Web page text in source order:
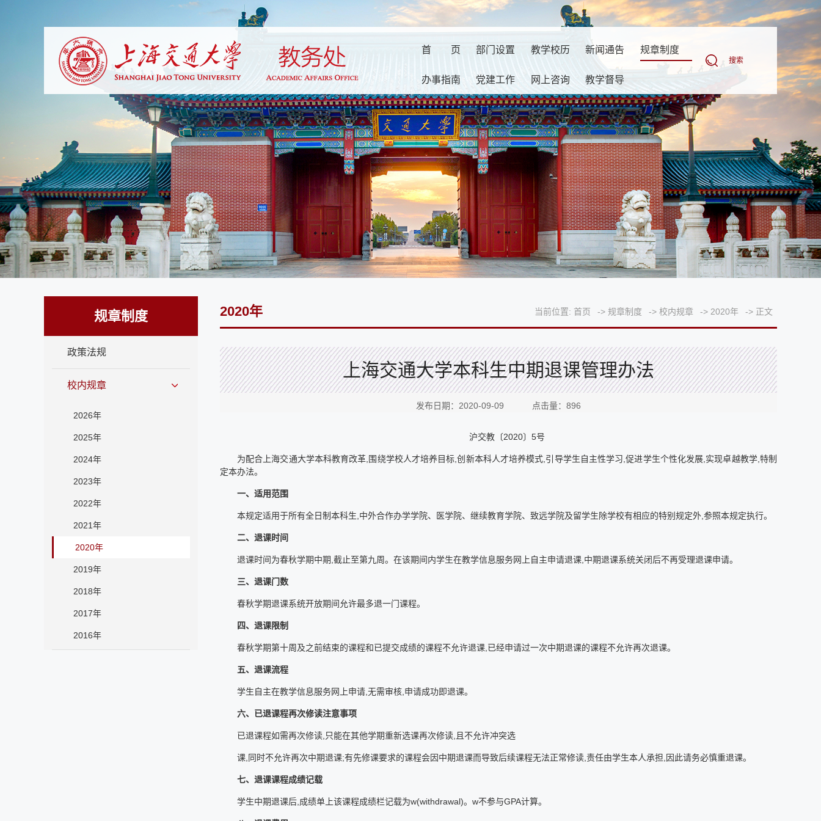
首 页 部门设置 教学校历 新闻通告 规章制度
办事指南 党建工作 网上咨询 教学督导
搜索
规章制度
政策法规
校内规章
2026年
2025年
2024年
2023年
2022年
2021年
2020年
2019年
2018年
2017年
2016年
2020年 当前位置: 首页 -> 规章制度 -> 校内规章 -> 2020年 -> 正文
上海交通大学本科生中期退课管理办法
发布日期：2020-09-09 点击量： 896
沪交教〔2020〕5号
为配合上海交通大学本科教育改革,围绕学校人才培养目标,创新本科人才培养模式,引导学生自主性学习,促进学生个性化发展,实现卓越教学,特制
定本办法。
一、适用范围
本规定适用于所有全日制本科生,中外合作办学学院、医学院、继续教育学院、致远学院及留学生除学校有相应的特别规定外,参照本规定执行。
二、退课时间
退课时间为春秋学期中期,截止至第九周。在该期间内学生在教学信息服务网上自主申请退课,中期退课系统关闭后不再受理退课申请。
三、退课门数
春秋学期退课系统开放期间允许最多退一门课程。
四、退课限制
春秋学期第十周及之前结束的课程和已提交成绩的课程不允许退课,已经申请过一次中期退课的课程不允许再次退课。
五、退课流程
学生自主在教学信息服务网上申请,无需审核,申请成功即退课。
六、已退课程再次修读注意事项
已退课程如需再次修读,只能在其他学期重新选课再次修读,且不允许冲突选
课,同时不允许再次中期退课;有先修课要求的课程会因中期退课而导致后续课程无法正常修读,责任由学生本人承担,因此请务必慎重退课。
七、退课课程成绩记载
学生中期退课后,成绩单上该课程成绩栏记载为w(withdrawal)。w不参与GPA计算。